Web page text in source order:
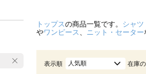
トップスの商品一覧です。 シャツ
やワンピース ニット・セーター
表示順 人気順 在庫